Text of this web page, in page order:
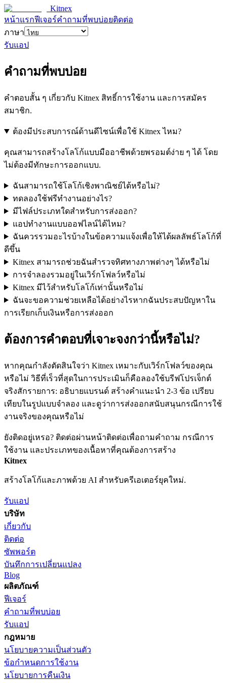
Kitnex
หน้าแรกฟีเจอร์คำถามที่พบบ่อยติดต่อ
ภาษา
รับแอป
คำถามที่พบบ่อย
คำตอบสั้น ๆ เกี่ยวกับ Kitnex สิทธิ์การใช้งาน และการสมัคร
สมาชิก.
ต้องมีประสบการณ์ด้านดีไซน์เพื่อใช้ Kitnex ไหม?
คุณสามารถสร้างโลโก้แบบมืออาชีพด้วยพรอมต์ง่าย ๆ ได้ โดย
ไม่ต้องมีทักษะการออกแบบ.
ฉันสามารถใช้โลโก้เชิงพาณิชย์ได้หรือไม่?
ทดลองใช้ฟรีทำงานอย่างไร?
มีไฟล์ประเภทใดสำหรับการส่งออก?
แอปทำงานแบบออฟไลน์ได้ไหม?
ฉันควรรวมอะไรบ้างในข้อความแจ้งเพื่อให้ได้ผลลัพธ์โลโก้ที่
ดีขึ้น
Kitnex สามารถช่วยฉันสำรวจทิศทางภาพต่างๆ ได้หรือไม่
การจำลองรวมอยู่ในเวิร์กโฟลว์หรือไม่
Kitnex มีไว้สำหรับโลโก้เท่านั้นหรือไม่
ฉันจะขอความช่วยเหลือได้อย่างไรหากฉันประสบปัญหาใน
การเรียกเก็บเงินหรือการส่งออก
ต้องการคำตอบที่เจาะจงกว่านี้หรือไม่?
หากคุณกำลังตัดสินใจว่า Kitnex เหมาะกับเวิร์กโฟลว์ของคุณ
หรือไม่ วิธีที่เร็วที่สุดในการประเมินก็คือลองใช้บรีฟโปรเจ็กต์
จริงสักรายการ: อธิบายแบรนด์ สร้างคำแนะนำ 2-3 ข้อ เปรียบ
เทียบในรูปแบบจำลอง และดูว่าการส่งออกสนับสนุนกรณีการใช้
งานจริงของคุณหรือไม่
ยังติดอยู่เหรอ? ติดต่อผ่านหน้าติดต่อเพื่อถามคำถาม กรณีการ
ใช้งาน และประเภทของเนื้อหาที่คุณต้องการสร้าง
Kitnex
สร้างโลโก้และภาพด้วย AI สำหรับครีเอเตอร์ยุคใหม่.
รับแอป
บริษัท
เกี่ยวกับ
ติดต่อ
ซัพพอร์ต
บันทึกการเปลี่ยนแปลง
Blog
ผลิตภัณฑ์
ฟีเจอร์
คำถามที่พบบ่อย
รับแอป
กฎหมาย
นโยบายความเป็นส่วนตัว
ข้อกำหนดการใช้งาน
นโยบายการคืนเงิน